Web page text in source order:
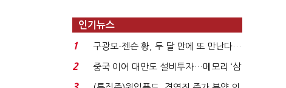
인기뉴스
1
구광모-젠슨 황, 두 달 만에 또 만난다…
로봇·AI 등 논...
2
중국 이어 대만도 설비투자…메모리 ‘삼
국전쟁’